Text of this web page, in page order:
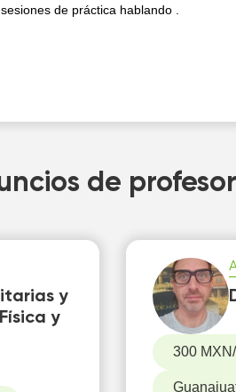
de práctica hablando .
de
y
y
300